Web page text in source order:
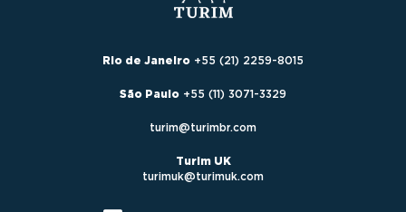
Rio de Janeiro +55 (21) 2259-8015
São Paulo +55 (11) 3071-3329
turim@turimbr.com
Turim UK
turimuk@turimuk.com